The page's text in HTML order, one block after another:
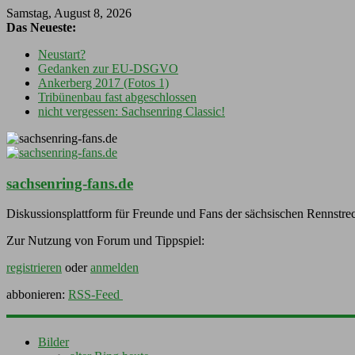
Samstag, August 8, 2026
Das Neueste:
Neustart?
Gedanken zur EU-DSGVO
Ankerberg 2017 (Fotos 1)
Tribünenbau fast abgeschlossen
nicht vergessen: Sachsenring Classic!
sachsenring-fans.de
Diskussionsplattform für Freunde und Fans der sächsischen
Zur Nutzung von Forum und Tippspiel:
registrieren oderanmelden
abbonieren: RSS-Feed
Bilder